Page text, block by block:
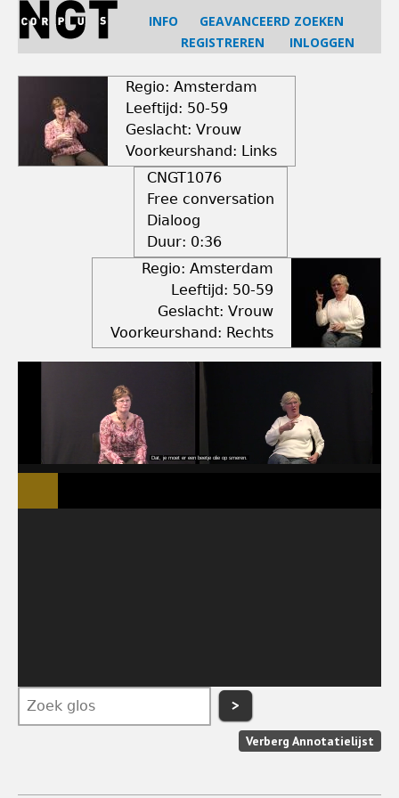
Jump
navigation
INFO
GEAVANCEERD ZOEKEN
REGISTREREN
INLOGGEN
Regio: Amsterdam
Leeftijd: 50-59
Geslacht: Vrouw
Voorkeurshand: Links
CNGT1076
Free conversation
Dialoog
Duur: 0:36
Regio: Amsterdam
Leeftijd: 50-59
Geslacht: Vrouw
Voorkeurshand: Rechts
>
Verberg Annotatielijst